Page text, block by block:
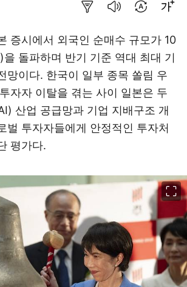
증시에서 외국인 순매수 규모가 10
돌파하며 반기 기준 역대 최대 기
망이다. 한국이 일부 종목 쏠림 우
자자 이탈을 겪는 사이 일본은 두
산업 공급망과 기업 지배구조 개
벌 투자자들에게 안정적인 투자처
평가다.